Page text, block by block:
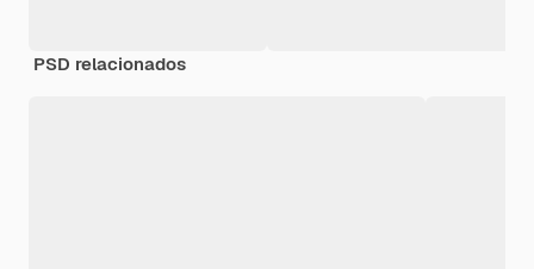
PSD relacionados